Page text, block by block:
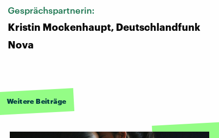
Gesprächspartnerin:
Kristin Mockenhaupt, Deutschlandfunk
Nova
Weitere Beiträge